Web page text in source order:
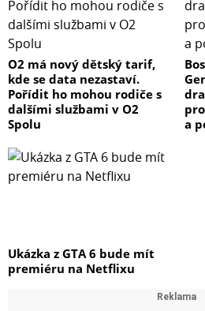
O2 má nový dětský tarif,
kde se data nezastaví.
Pořídit ho mohou rodiče s
dalšími službami v O2
Spolu
a
Ukázka z GTA 6 bude mít
premiéru na Netflixu